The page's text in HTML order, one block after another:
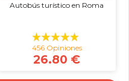
Autobús turístico en Roma
456 Opiniones
26.80 €